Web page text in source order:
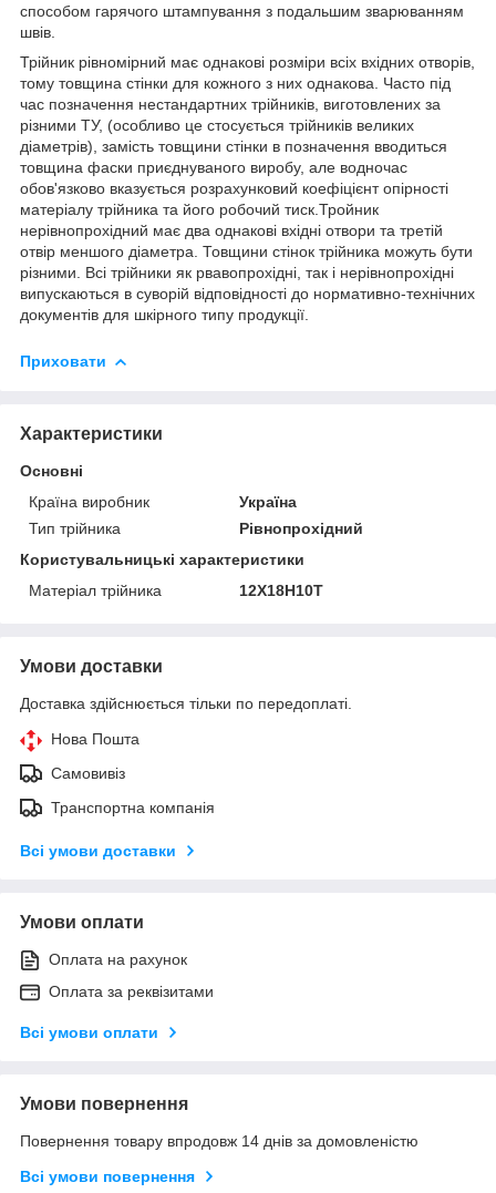
способом гарячого штампування з подальшим зварюванням
швів.
Трійник рівномірний має однакові розміри всіх вхідних отворів,
тому товщина стінки для кожного з них однакова. Часто під
час позначення нестандартних трійників, виготовлених за
різними ТУ, (особливо це стосується трійників великих
діаметрів), замість товщини стінки в позначення вводиться
товщина фаски приєднуваного виробу, але водночас
обов'язково вказується розрахунковий коефіцієнт опірності
матеріалу трійника та його робочий тиск.Тройник
нерівнопрохідний має два однакові вхідні отвори та третій
отвір меншого діаметра. Товщини стінок трійника можуть бути
різними. Всі трійники як рвавопрохідні, так і нерівнопрохідні
випускаються в суворій відповідності до нормативно-технічних
документів для шкірного типу продукції.
Приховати
Характеристики
Основні
Країна виробник
Україна
Тип трійника
Рівнопрохідний
Користувальницькі характеристики
Матеріал трійника
12Х18Н10Т
Умови доставки
Доставка здійснюється тільки по передоплаті.
Нова Пошта
Самовивіз
Транспортна компанія
Всі умови доставки
Умови оплати
Оплата на рахунок
Оплата за реквізитами
Всі умови оплати
Умови повернення
Повернення товару впродовж 14 днів за домовленістю
Всі умови повернення